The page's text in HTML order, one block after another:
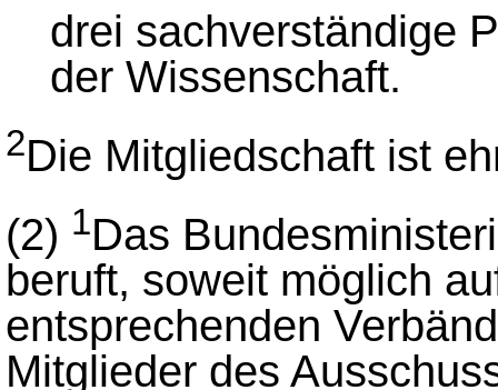
drei sachverständige
der Wissenschaft.
2Die Mitgliedschaft ist
(2) 1Das
beruft, soweit möglich
entsprechenden
Mitglieder des